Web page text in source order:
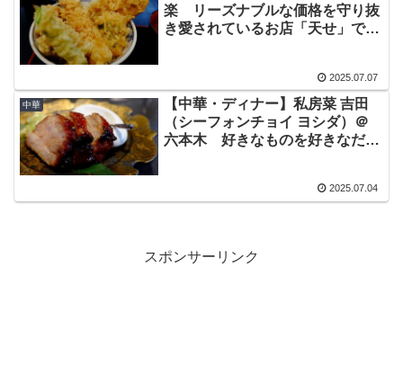
楽 リーズナブルな価格を守り抜
き愛されているお店「天せ」で上
2025.07.07
中華
【中華・ディナー】私房菜 吉田
（シーフォンチョイ ヨシダ）＠
六本木 好きなものを好きなだけ
2025.07.04
スポンサーリンク